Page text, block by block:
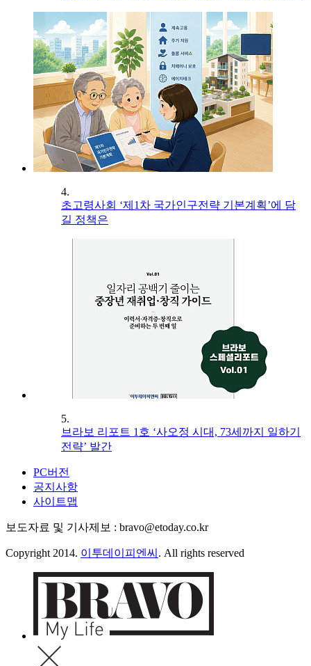
4.
초고령사회 ‘제1차 국가인구전략 기본계획’에 담
길 정책은
5.
브라보 리포트 1호 ‘사오정 시대, 73세까지 일하기
전략’ 발간
PC버전
공지사항
사이트맵
보도자료 및 기사제보 : bravo@etoday.co.kr
Copyright 2014. 이투데이피엔씨 . All rights reserved